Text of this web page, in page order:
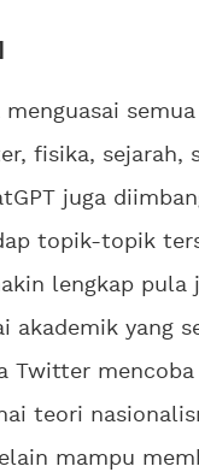
menguasai
fisika, sejarah,
juga
topik-topik
lengkap pula
akademik yang
Twitter
teori
mampu